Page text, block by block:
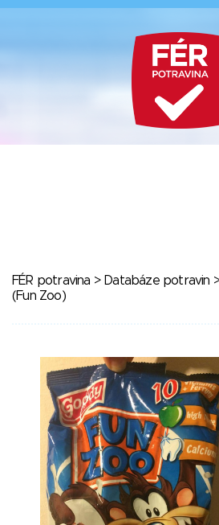
FÉR potravina > Databáze potravin
(Fun Zoo)